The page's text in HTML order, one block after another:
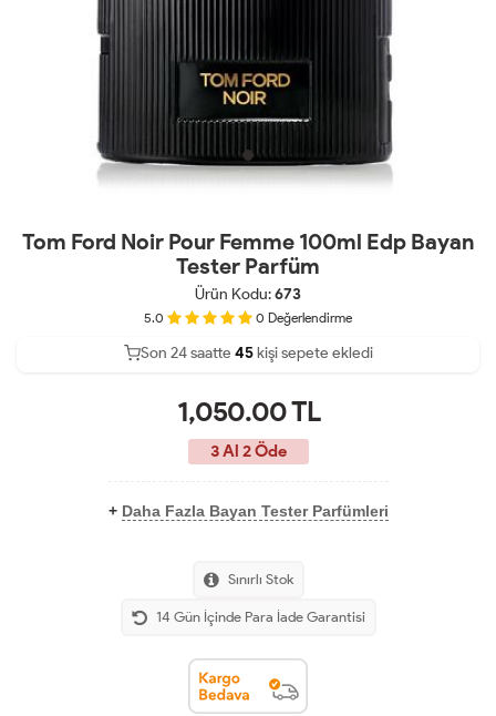
Tom Ford Noir Pour Femme 100ml Edp Bayan
Tester Parfüm
Ürün Kodu:673
5.0 0 Değerlendirme
32
Son 24 saatte 45kişi sepete ekledi
Son 24 saatte9kişi satın aldı
1,050.00TL
3 Al 2 Öde
+ Daha Fazla Bayan Tester Parfümleri
Sınırlı Stok
14 Gün İçinde Para İade Garantisi